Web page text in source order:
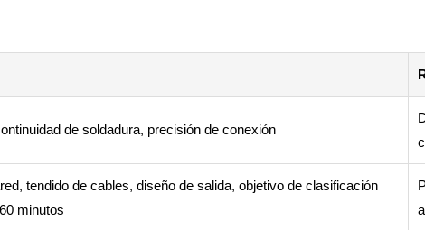
de soldadura, precisión de conexión
tendido de cables, diseño de salida, objetivo de clasificación
minutos